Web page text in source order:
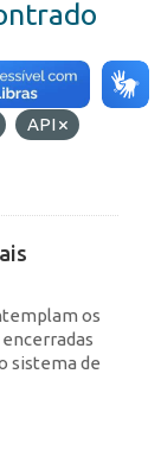
API
os
sistema de